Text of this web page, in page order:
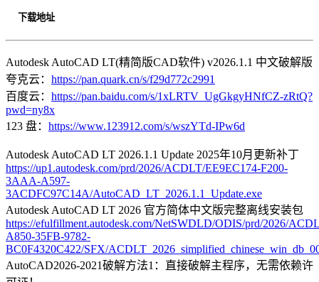
下载地址
Autodesk AutoCAD LT(精简版CAD软件) v2026.1.1 中文破解版
夸克云： https://pan.quark.cn/s/f29d772c2991
百度云： https://pan.baidu.com/s/1xLRTV_UgGkgyHNfCZ-zRtQ?
pwd=ny8x
123 盘： https://www.123912.com/s/wszYTd-IPw6d
Autodesk AutoCAD LT 2026.1.1 Update 2025年10月更新补丁
https://up1.autodesk.com/prd/2026/ACDLT/EE9EC174-F200-
3AAA-A597-
3ACDFC97C14A/AutoCAD_LT_2026.1.1_Update.exe
Autodesk AutoCAD LT 2026 官方简体中文版完整离线安装包
https://efulfillment.autodesk.com/NetSWDLD/ODIS/prd/2026/
A850-35FB-9782-
BC0F4320C422/SFX/
AutoCAD2026-2021破解方法1：直接破解主程序，无需依赖许